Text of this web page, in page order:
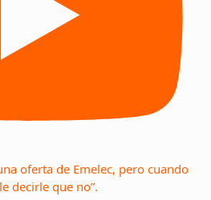
oferta de Emelec, pero cuando
decirle que no”.